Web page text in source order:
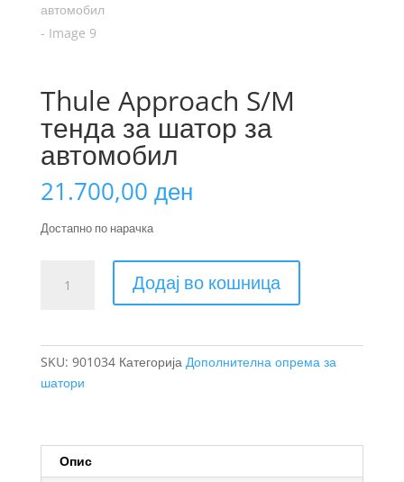
Thule Approach S/M
тенда за шатор за
автомобил
21.700,00 ден
Достапно по нарачка
Approach
Додај во кошница
SKU: 901034 Категорија Дополнителна опрема за
шатори
Опис